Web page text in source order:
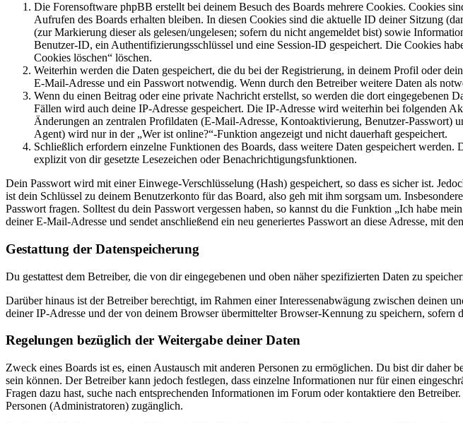
Die Forensoftware phpBB erstellt bei deinem Besuch des Boards mehrere Cookies. Cookies
Aufrufen des Boards erhalten bleiben. In diesen Cookies sind die aktuelle ID deiner Sitzung
(zur Markierung dieser als gelesen/ungelesen; sofern du nicht angemeldet bist) sowie
Benutzer-ID, ein Authentifizierungsschlüssel und eine Session-ID gespeichert. Die Cookies
Cookies löschen“ löschen.
Weiterhin werden die Daten gespeichert, die du bei der Registrierung, in deinem Profil oder
E-Mail-Adresse und ein Passwort notwendig. Wenn durch den Betreiber weitere Daten als
Wenn du einen Beitrag oder eine private Nachricht erstellst, so werden die dort eingegebenen
Fällen wird auch deine IP-Adresse gespeichert. Die IP-Adresse wird weiterhin bei folgenden
Änderungen an zentralen Profildaten (E-Mail-Adresse, Kontoaktivierung, Benutzer-
Agent) wird nur in der „Wer ist online?“-Funktion angezeigt und nicht dauerhaft gespeichert.
Schließlich erfordern einzelne Funktionen des Boards, dass weitere Daten gespeichert
explizit von dir gesetzte Lesezeichen oder Benachrichtigungsfunktionen.
Dein Passwort wird mit einer Einwege-Verschlüsselung (Hash) gespeichert, so dass es sicher ist.
ist dein Schlüssel zu deinem Benutzerkonto für das Board, also geh mit ihm sorgsam um.
Passwort fragen. Solltest du dein Passwort vergessen haben, so kannst du die Funktion „Ich habe
deiner E-Mail-Adresse und sendet anschließend ein neu generiertes Passwort an diese Adresse, mit
Gestattung der Datenspeicherung
Du gestattest dem Betreiber, die von dir eingegebenen und oben näher spezifizierten Daten zu
Darüber hinaus ist der Betreiber berechtigt, im Rahmen einer Interessenabwägung zwischen deinen
deiner IP-Adresse und der von deinem Browser übermittelter Browser-Kennung zu speichern,
Regelungen bezüglich der Weitergabe deiner Daten
Zweck eines Boards ist es, einen Austausch mit anderen Personen zu ermöglichen. Du bist dir
sein können. Der Betreiber kann jedoch festlegen, dass einzelne Informationen nur für einen
Fragen dazu hast, suche nach entsprechenden Informationen im Forum oder kontaktiere den
Personen (Administratoren) zugänglich.